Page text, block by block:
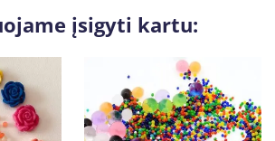
įsigyti kartu: